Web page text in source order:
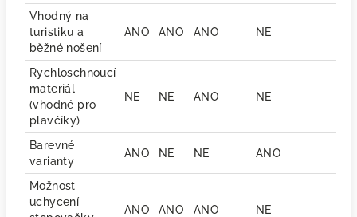
Vhodný na
turistiku a
běžné nošení
ANO ANO ANO NE
Rychloschnoucí
materiál
(vhodné pro
plavčíky)
NE NE ANO NE
Barevné
varianty
ANO NE NE ANO
Možnost
uchycení
ANO ANO ANO NE